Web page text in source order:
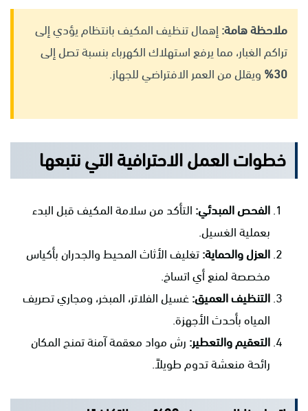
ملاحظة هامة: إهمال تنظيف المكيف بانتظام يؤدي إلى
تراكم الغبار، مما يرفع استهلاك الكهرباء بنسبة تصل إلى
30%
ويقلل من العمر الافتراضي للجهاز.
خطوات العمل الاحترافية التي نتبعها
الفحص المبدئي: التأكد من سلامة المكيف قبل البدء
بعملية الغسيل.
العزل والحماية:تغليف الأثاث المحيط والجدران بأكياس
مخصصة لمنع أي اتساخ.
التنظيف العميق:غسيل الفلاتر، المبخر، ومجاري تصريف
المياه بأحدث الأجهزة.
التعقيم والتعطير: رش مواد معقمة آمنة تمنح المكان
رائحة منعشة تدوم طويلاً.